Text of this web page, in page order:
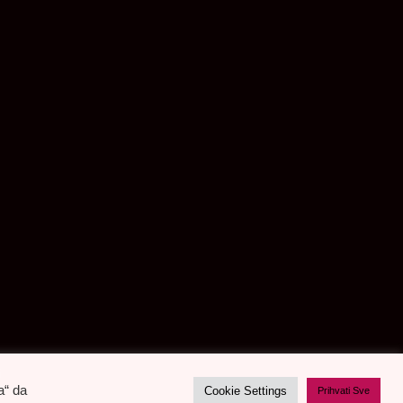
da
Cookie Settings Prihvati Sve